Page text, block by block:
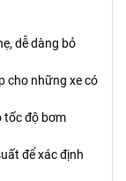
dễ dàng bỏ
cho những xe có
tốc độ bơm
để xác định